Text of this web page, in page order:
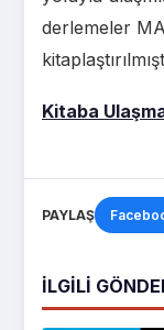
derlemeler
Kitaba
PAYLAŞ
İLGILI